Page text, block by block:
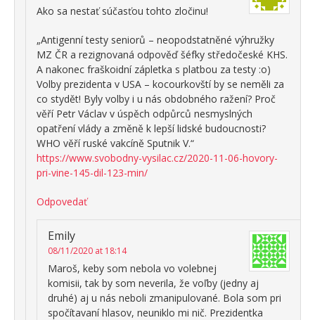
Ako sa nestať súčasťou tohto zločinu!
„Antigenní testy seniorů – neopodstatněné výhružky
MZ ČR a rezignovaná odpověď šéfky středočeské KHS.
A nakonec fraškoidní zápletka s platbou za testy :o)
Volby prezidenta v USA – kocourkovští by se neměli za
co stydět! Byly volby i u nás obdobného ražení? Proč
věří Petr Václav v úspěch odpůrců nesmyslných
opatření vlády a změně k lepší lidské budoucnosti?
WHO věří ruské vakcíně Sputnik V.“
https://www.svobodny-vysilac.cz/2020-11-06-hovory-
pri-vine-145-dil-123-min/
Odpovedať
Emily
08/11/2020 at 18:14
Maroš, keby som nebola vo volebnej
komisii, tak by som neverila, že voľby (jedny aj
druhé) aj u nás neboli zmanipulované. Bola som pri
spočítavaní hlasov, neuniklo mi nič. Prezidentka